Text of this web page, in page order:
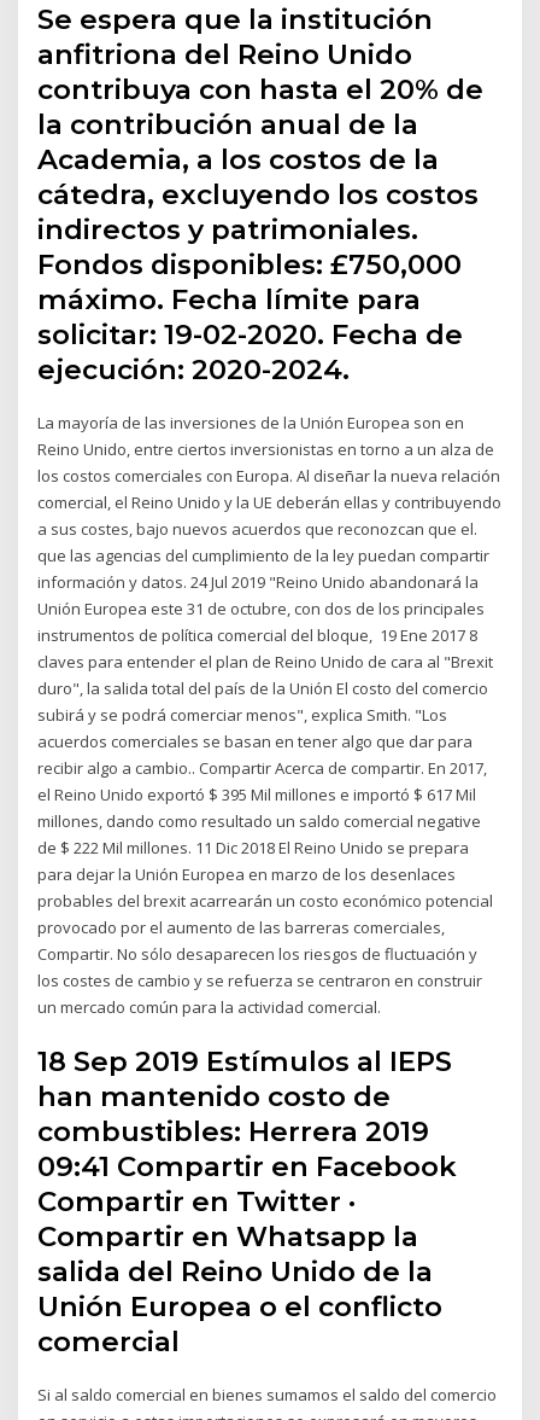
Se espera que la institución
anfitriona del Reino Unido
contribuya con hasta el 20% de
la contribución anual de la
Academia, a los costos de la
cátedra, excluyendo los costos
indirectos y patrimoniales.
Fondos disponibles: £750,000
máximo. Fecha límite para
solicitar: 19-02-2020. Fecha de
ejecución: 2020-2024.
La mayoría de las inversiones de la Unión Europea son en
Reino Unido, entre ciertos inversionistas en torno a un alza de
los costos comerciales con Europa. Al diseñar la nueva relación
comercial, el Reino Unido y la UE deberán ellas y contribuyendo
a sus costes, bajo nuevos acuerdos que reconozcan que el.
que las agencias del cumplimiento de la ley puedan compartir
información y datos. 24 Jul 2019 "Reino Unido abandonará la
Unión Europea este 31 de octubre, con dos de los principales
instrumentos de política comercial del bloque, 19 Ene 2017 8
claves para entender el plan de Reino Unido de cara al "Brexit
duro", la salida total del país de la Unión El costo del comercio
subirá y se podrá comerciar menos", explica Smith. "Los
acuerdos comerciales se basan en tener algo que dar para
recibir algo a cambio.. Compartir Acerca de compartir. En 2017,
el Reino Unido exportó $ 395 Mil millones e importó $ 617 Mil
millones, dando como resultado un saldo comercial negative
de $ 222 Mil millones. 11 Dic 2018 El Reino Unido se prepara
para dejar la Unión Europea en marzo de los desenlaces
probables del brexit acarrearán un costo económico potencial
provocado por el aumento de las barreras comerciales,
Compartir. No sólo desaparecen los riesgos de fluctuación y
los costes de cambio y se refuerza se centraron en construir
un mercado común para la actividad comercial.
18 Sep 2019 Estímulos al IEPS
han mantenido costo de
combustibles: Herrera 2019
09:41 Compartir en Facebook
Compartir en Twitter ·
Compartir en Whatsapp la
salida del Reino Unido de la
Unión Europea o el conflicto
comercial
Si al saldo comercial en bienes sumamos el saldo del comercio